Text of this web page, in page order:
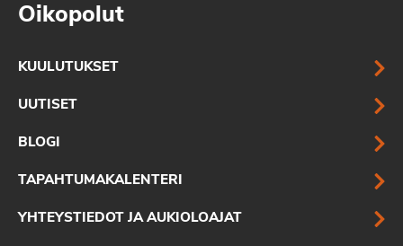
Oikopolut
KUULUTUKSET
UUTISET
BLOGI
TAPAHTUMAKALENTERI
YHTEYSTIEDOT JA AUKIOLOAJAT